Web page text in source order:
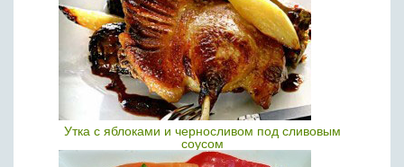
Утка с яблоками и черносливом под сливовым
соусом